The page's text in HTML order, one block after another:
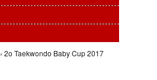
› 2ο Taekwondo Baby Cup 2017